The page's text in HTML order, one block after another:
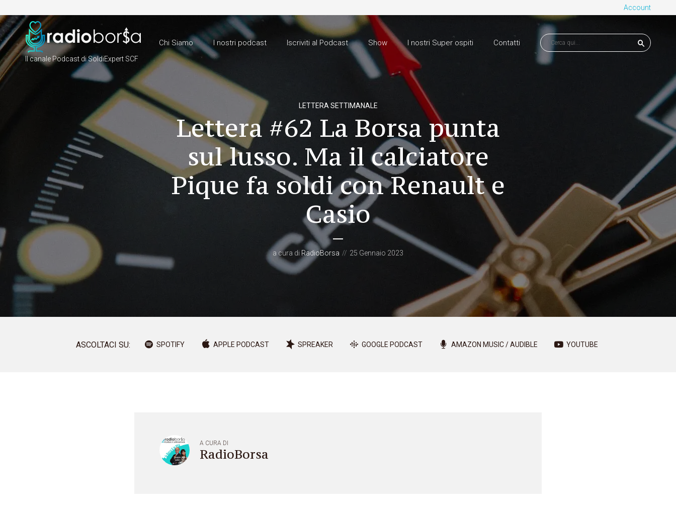
Account
Il canale Podcast di SoldiExpert SCF
Chi Siamo I nostri podcast Iscriviti al Podcast Show I nostri Super ospiti Contatti
LETTERA SETTIMANALE
Lettera #62 La Borsa punta
sul lusso. Ma il calciatore
Pique fa soldi con Renault e
Casio
a cura di RadioBorsa 25 Gennaio 2023
ASCOLTACI SU: SPOTIFY APPLE PODCAST SPREAKER GOOGLE PODCAST AMAZON MUSIC / AUDIBLE YOUTUBE
A CURA DI
RadioBorsa